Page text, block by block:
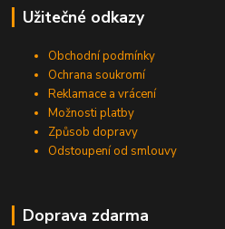
Užitečné odkazy
Obchodní podmínky
Ochrana soukromí
Reklamace a vrácení
Možnosti platby
Způsob dopravy
Odstoupení od smlouvy
Doprava zdarma